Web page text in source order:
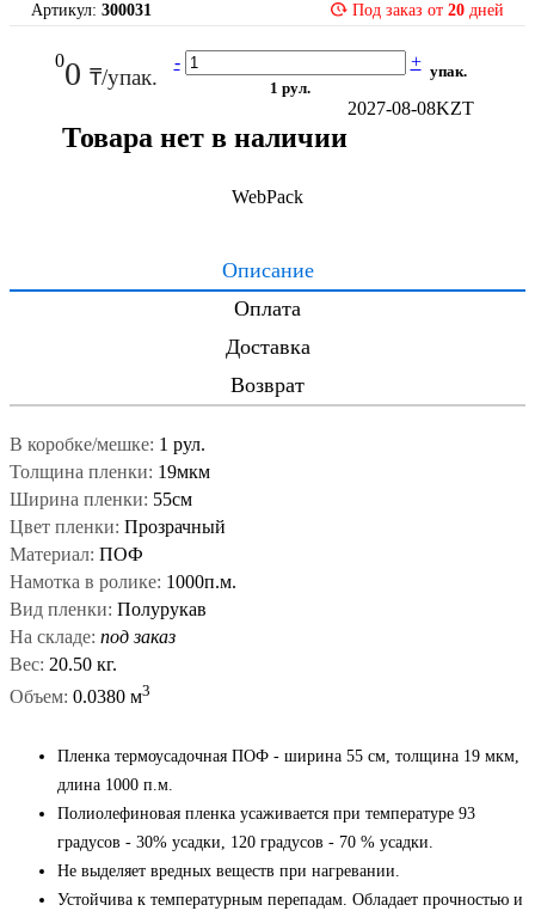
Артикул: 300031 Под заказ от 20 дней
00 ₸/упак.
- +
1 рул.
упак.
Товара нет в наличии
2027-08-08KZT
WebPack
Описание
Оплата
Доставка
Возврат
В коробке/мешке: 1 рул.
Толщина пленки: 19мкм
Ширина пленки: 55см
Цвет пленки: Прозрачный
Материал: ПОФ
Намотка в ролике: 1000п.м.
Вид пленки: Полурукав
На складе: под заказ
Вес: 20.50 кг.
Объем: 0.0380 м3
Пленка термоусадочная ПОФ - ширина 55 см, толщина 19 мкм,
длина 1000 п.м.
Полиолефиновая пленка усаживается при температуре 93
градусов - 30% усадки, 120 градусов - 70 % усадки.
Не выделяет вредных веществ при нагревании.
Устойчива к температурным перепадам. Обладает прочностью и